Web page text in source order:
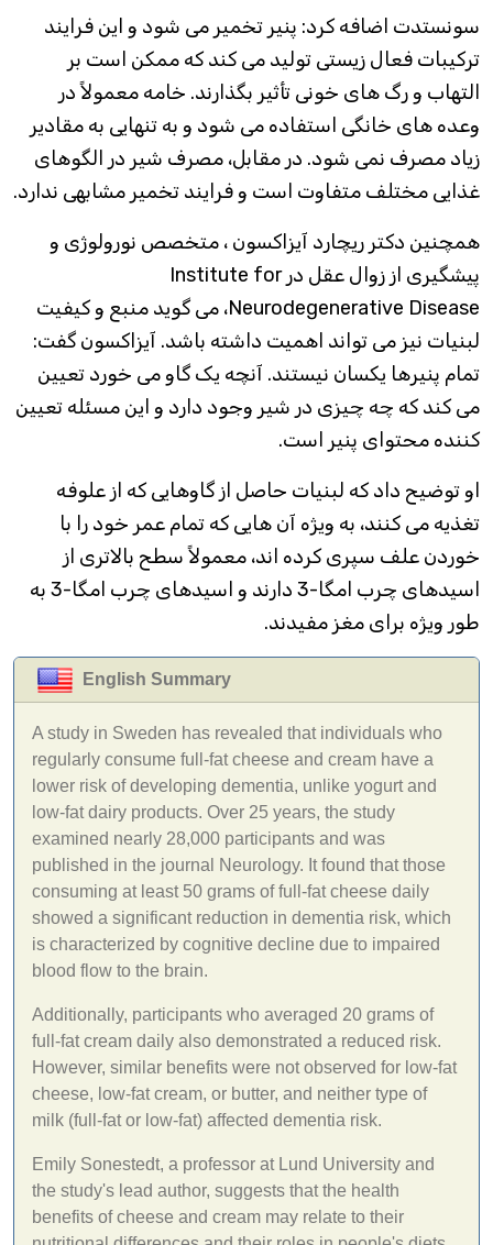
سونستدت اضافه کرد: پنیر تخمیر می شود و این فرایند
ترکیبات فعال زیستی تولید می کند که ممکن است بر
التهاب و رگ های خونی تأثیر بگذارند. خامه معمولاً در
وعده های خانگی استفاده می شود و به تنهایی به مقادیر
زیاد مصرف نمی شود. در مقابل، مصرف شیر در الگوهای
غذایی مختلف متفاوت است و فرایند تخمیر مشابهی ندارد.
همچنین دکتر ریچارد آیزاکسون ، متخصص نورولوژی و
پیشگیری از زوال عقل در Institute for
Neurodegenerative Disease، می گوید منبع و کیفیت
لبنیات نیز می تواند اهمیت داشته باشد. آیزاکسون گفت:
تمام پنیرها یکسان نیستند. آنچه یک گاو می خورد تعیین
می کند که چه چیزی در شیر وجود دارد و این مسئله تعیین
کننده محتوای پنیر است.
او توضیح داد که لبنیات حاصل از گاوهایی که از علوفه
تغذیه می کنند، به ویژه آن هایی که تمام عمر خود را با
خوردن علف سپری کرده اند، معمولاً سطح بالاتری از
اسیدهای چرب امگا-3 دارند و اسیدهای چرب امگا-3 به
طور ویژه برای مغز مفیدند.
English Summary
A study in Sweden has revealed that individuals who
regularly consume full-fat cheese and cream have a
lower risk of developing dementia, unlike yogurt and
low-fat dairy products. Over 25 years, the study
examined nearly 28,000 participants and was
published in the journal Neurology. It found that those
consuming at least 50 grams of full-fat cheese daily
showed a significant reduction in dementia risk, which
is characterized by cognitive decline due to impaired
blood flow to the brain.
Additionally, participants who averaged 20 grams of
full-fat cream daily also demonstrated a reduced risk.
However, similar benefits were not observed for low-fat
cheese, low-fat cream, or butter, and neither type of
milk (full-fat or low-fat) affected dementia risk.
Emily Sonestedt, a professor at Lund University and
the study's lead author, suggests that the health
benefits of cheese and cream may relate to their